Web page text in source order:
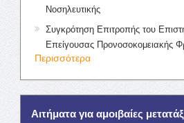
Νοσηλευτικής
Συγκρότηση Επιτροπής του
Επείγουσας Προνοσοκομειακής
Περισσότερα
Αιτήματα για αμοιβαίες